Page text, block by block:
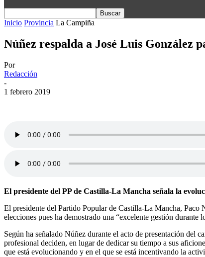
Inicio Provincia La Campiña
Núñez respalda a José Luis González
Por
Redacción
-
1 febrero 2019
El presidente del PP de Castilla-La Mancha señala la
El presidente del Partido Popular de Castilla-La Mancha, Paco
elecciones pues ha demostrado una “excelente gestión
Según ha señalado Núñez durante el acto de presentación del
profesional deciden, en lugar de dedicar su tiempo a sus
que está evolucionando y en el que se está incentivando la